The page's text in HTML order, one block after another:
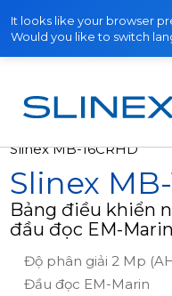
It looks like your browser
Would you like to switch
Trang chủ Sản
Slinex MB-16CRHD
Slinex
Bảng điều khiển
đầu đọc EM-Marin
Độ phân giải 2 Mp
Đầu đọc EM-Marin